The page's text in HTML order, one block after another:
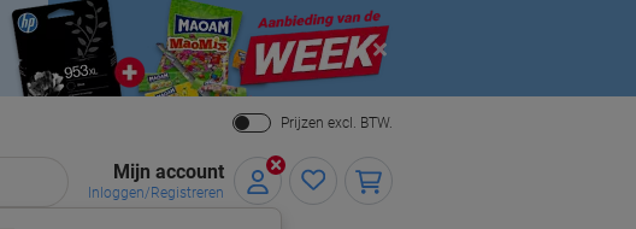
Close
Prijzen excl. BTW.
Mijn account
Inloggen/Registreren